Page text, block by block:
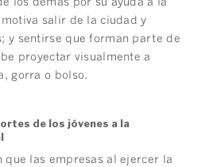
los demás por su ayuda a la
salir de la ciudad y
y sentirse que forman parte de
proyectar visualmente a
gorra o bolso.
de los jóvenes a la
que las empresas al ejercer la